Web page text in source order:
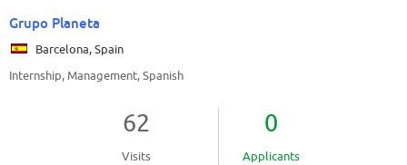
Grupo Planeta
Barcelona, Spain
Internship, Management, Spanish
62
Visits
0
Applicants